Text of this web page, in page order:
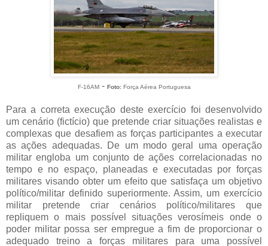
F-16AM- Foto:Força Aérea Portuguesa
Para a correta execução deste exercício foi desenvolvido
um cenário (fictício) que pretende criar situações realistas e
complexas que desafiem as forças participantes a executar
as ações adequadas. De um modo geral uma operação
militar engloba um conjunto de ações correlacionadas no
tempo e no espaço, planeadas e executadas por forças
militares visando obter um efeito que satisfaça um objetivo
político/militar definido superiormente. Assim, um exercício
militar pretende criar cenários político/militares que
repliquem o mais possível situações verosímeis onde o
poder militar possa ser empregue a fim de proporcionar o
adequado treino a forças militares para uma possível